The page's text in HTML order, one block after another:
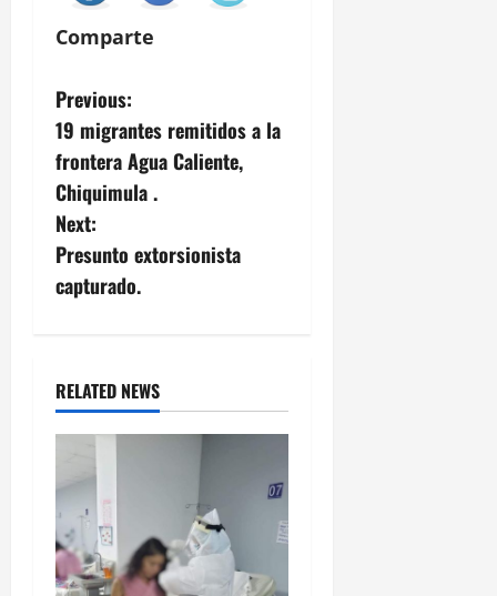
Comparte
P
o
s
t
n
v
i
g
a
t
Previous:
19 migrantes remitidos a la
frontera Agua Caliente,
Chiquimula .
Next:
Presunto extorsionista
capturado.
RELATED NEWS